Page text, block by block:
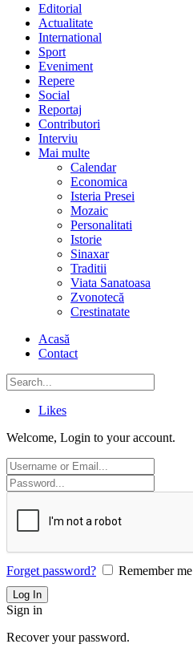
Editorial
Actualitate
International
Sport
Eveniment
Repere
Social
Reportaj
Contributori
Interviu
Mai multe
Calendar
Economica
Isteria Presei
Mozaic
Personalitati
Istorie
Sinaxar
Traditii
Viata Sanatoasa
Zvonotecă
Crestinatate
Acasă
Contact
Likes
Welcome, Login to your account.
Forget password? Remember me
Sign in
Recover your password.